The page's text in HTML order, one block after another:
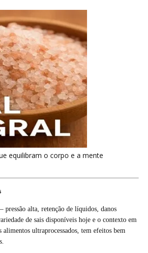
equilibram o corpo e a mente
pressão alta, retenção de líquidos, danos
de sais disponíveis hoje e o contexto em
ultraprocessados, tem efeitos bem